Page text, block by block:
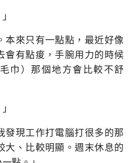
本來只有一點點，最近好像
會有點痠，手腕用力的時候
巾）那個地方會比較不舒
發現工作打電腦打很多的那
大、比較明顯。週末休息的